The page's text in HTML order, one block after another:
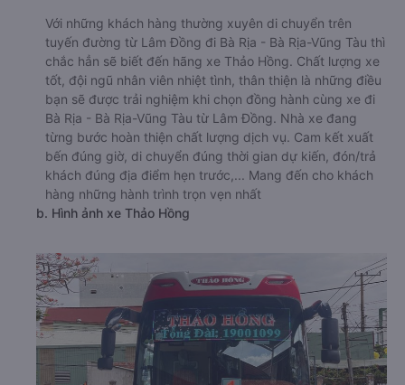
Với những khách hàng thường xuyên di chuyển trên
tuyến đường từ Lâm Đồng đi Bà Rịa - Bà Rịa-Vũng Tàu thì
chắc hẳn sẽ biết đến hãng xe Thảo Hồng. Chất lượng xe
tốt, đội ngũ nhân viên nhiệt tình, thân thiện là những điều
bạn sẽ được trải nghiệm khi chọn đồng hành cùng xe đi
Bà Rịa - Bà Rịa-Vũng Tàu từ Lâm Đồng. Nhà xe đang
từng bước hoàn thiện chất lượng dịch vụ. Cam kết xuất
bến đúng giờ, di chuyển đúng thời gian dự kiến, đón/trả
khách đúng địa điểm hẹn trước,... Mang đến cho khách
hàng những hành trình trọn vẹn nhất
b. Hình ảnh xe Thảo Hồng